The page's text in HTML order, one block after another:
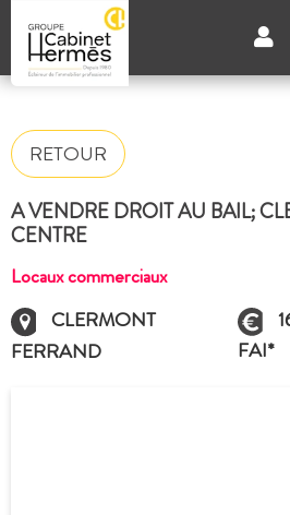
RETOUR
A VENDRE DROIT AU BAIL;
CENTRE
Locaux commerciaux
CLERMONT
FERRAND
FAI*